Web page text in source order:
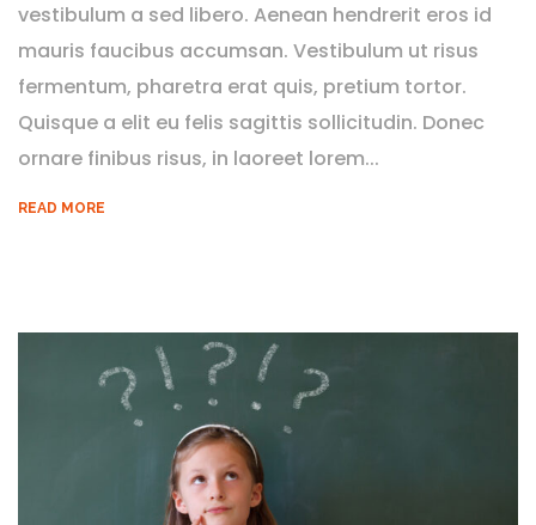
vestibulum a sed libero. Aenean hendrerit eros id
mauris faucibus accumsan. Vestibulum ut risus
fermentum, pharetra erat quis, pretium tortor.
Quisque a elit eu felis sagittis sollicitudin. Donec
ornare finibus risus, in laoreet lorem...
READ MORE